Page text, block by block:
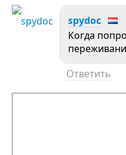
spydoc
Когда
Ответить